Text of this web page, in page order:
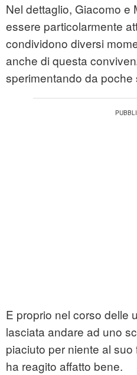
Nel dettaglio, Giacomo e
essere particolarmente
condividono diversi
anche di questa
sperimentando da poche
E proprio nel corso delle
lasciata andare ad uno
piaciuto per niente al
ha reagito affatto bene.